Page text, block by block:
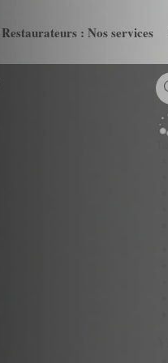
Restaurateurs : Nos services